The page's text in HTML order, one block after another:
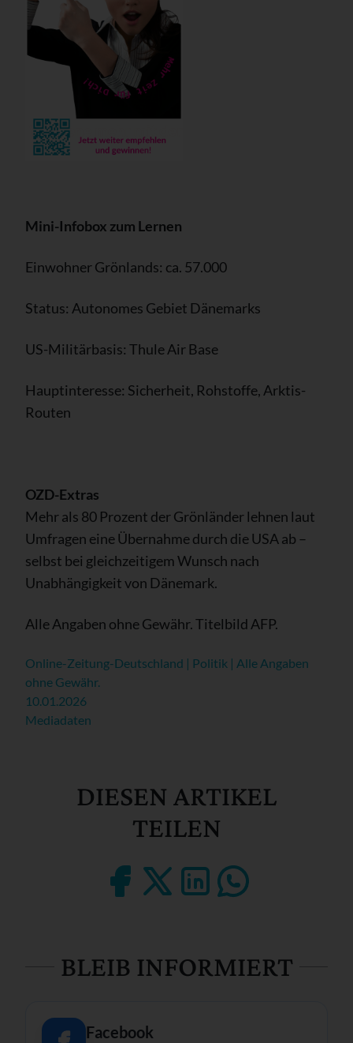
Mini-Infobox zum Lernen
Einwohner Grönlands: ca. 57.000
Status: Autonomes Gebiet Dänemarks
US-Militärbasis: Thule Air Base
Hauptinteresse: Sicherheit, Rohstoffe, Arktis-
Routen
OZD-Extras
Mehr als 80 Prozent der Grönländer lehnen laut
Umfragen eine Übernahme durch die USA ab –
selbst bei gleichzeitigem Wunsch nach
Unabhängigkeit von Dänemark.
Alle Angaben ohne Gewähr. Titelbild AFP.
Online-Zeitung-Deutschland | Politik | Alle Angaben
ohne Gewähr.
10.01.2026
Mediadaten
DIESEN ARTIKEL
TEILEN
BLEIB INFORMIERT
Facebook